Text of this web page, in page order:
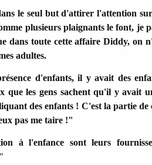
le seul but d'attirer l'attention
plusieurs plaignants le font, je
dans toute cette affaire Diddy, on
adultes.
d'enfants, il y avait des
que les gens sachent qu'il y avait
des enfants ! C'est la partie de
pas me taire !"
à l'enfance sont leurs
"